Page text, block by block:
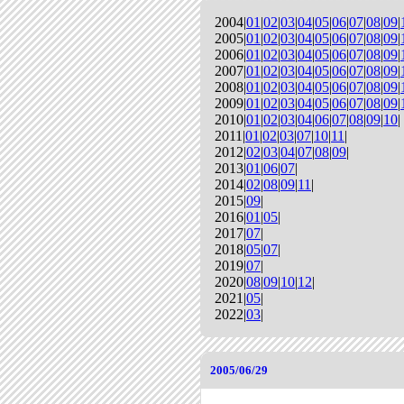
2004|01 |02|03|04|05|06|07|08|09|
2005|01 |02|03|04|05|06|07|08|09|
2006|01 |02|03|04|05|06|07|08|09|
2007|01 |02|03|04|05|06|07|08|09|
2008|01 |02|03|04|05|06|07|08|09|
2009|01 |02|03|04|05|06|07|08|09|
2010|01 |02|03|04|06|07|08|09|10|
2011|01 |02|03|07|10|11 |
2012|02|03|04|07|08|09|
2013|01 |06|07|
2014|02|08|09|11 |
2015|09|
2016|01 |05|
2017|07|
2018|05|07|
2019|07|
2020|08|09|10|12|
2021|05|
2022|03|
2005/06/29